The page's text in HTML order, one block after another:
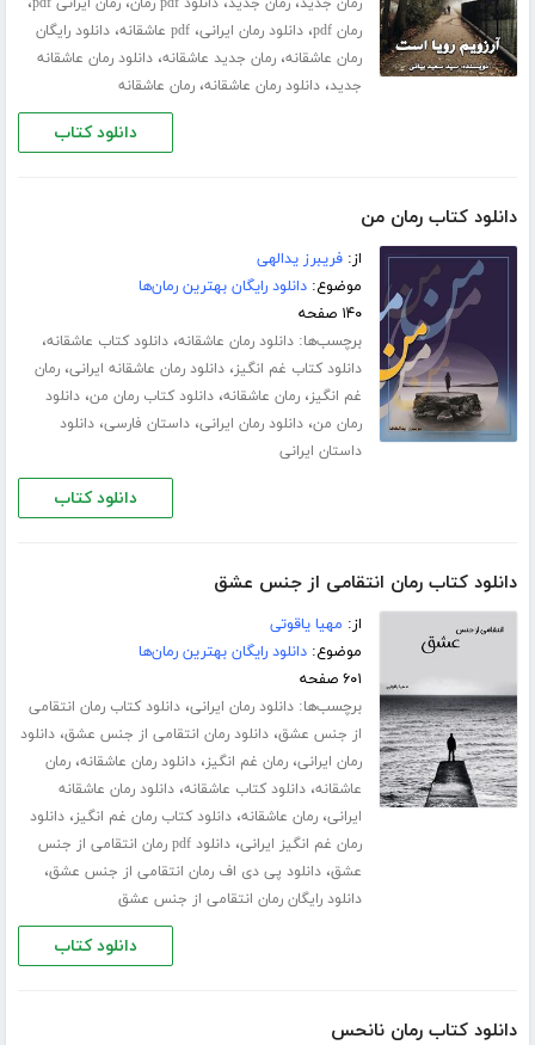
رمان pdf ،دانلود رمان ایرانی،pdf عاشقانه ،دانلود رایگان
رمان عاشقانه،رمان جدید عاشقانه،دانلود رمان عاشقانه
جدید،دانلود رمان عاشقانه،رمان عاشقانه
دانلود کتاب
دانلود کتاب رمان من
از:فریبرز یدالهی
موضوع:دانلود رایگان بهترین رمان‌ها
۱۴۰ صفحه
برچسب‌ها:دانلود رمان عاشقانه،دانلود کتاب عاشقانه،
دانلود کتاب غم انگیز،دانلود رمان عاشقانه ایرانی،رمان
غم انگیز،رمان عاشقانه،دانلود کتاب رمان من،دانلود
رمان من،دانلود رمان ایرانی،داستان فارسی،دانلود
داستان ایرانی
دانلود کتاب
دانلود کتاب رمان انتقامی از جنس عشق
از: مهیا یاقوتی
موضوع:دانلود رایگان بهترین رمان‌ها
۶۰۱ صفحه
برچسب‌ها:دانلود رمان ایرانی،دانلود کتاب رمان انتقامی
از جنس عشق،دانلود رمان انتقامی از جنس عشق،دانلود
رمان ایرانی،رمان غم انگیز،دانلود رمان عاشقانه،رمان
عاشقانه،دانلود کتاب عاشقانه،دانلود رمان عاشقانه
ایرانی،رمان عاشقانه،دانلود کتاب رمان غم انگیز،دانلود
رمان غم انگیز ایرانی،
دانلود pdf رمان انتقامی از جنس
عشق،دانلود پی دی اف رمان انتقامی از جنس عشق،
دانلود رایگان رمان انتقامی از جنس عشق
دانلود کتاب
دانلود کتاب رمان نانحس